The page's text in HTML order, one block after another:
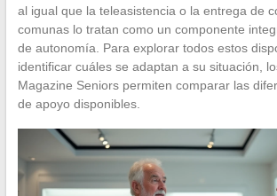
al igual que la teleasistencia o la entrega de
comunas lo tratan como un componente
de autonomía. Para explorar todos estos
identificar cuáles se adaptan a su situación,
Magazine Seniors permiten comparar las
de apoyo disponibles.